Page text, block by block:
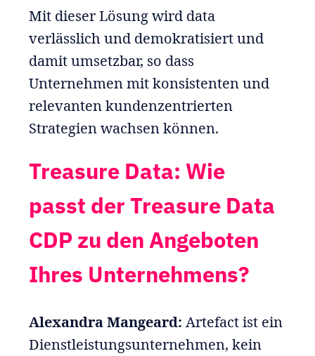
Mit dieser Lösung wird data
verlässlich und demokratisiert und
damit umsetzbar, so dass
Unternehmen mit konsistenten und
relevanten kundenzentrierten
Strategien wachsen können.
Treasure Data: Wie
passt der Treasure Data
CDP zu den Angeboten
Ihres Unternehmens?
Alexandra Mangeard: Artefact ist ein
Dienstleistungsunternehmen, kein